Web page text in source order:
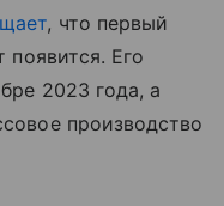
, что первый
появится. Его
2023 года, а
производство